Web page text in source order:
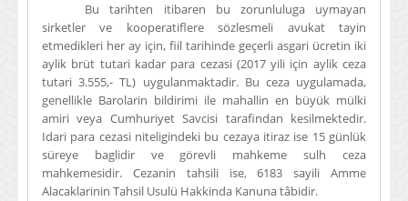
Bu tarihten itibaren bu zorunluluga uymayan
sirketler ve kooperatiflere sözlesmeli avukat tayin
etmedikleri her ay için, fiil tarihinde geçerli asgari ücretin iki
aylik brüt tutari kadar para cezasi (2017 yili için aylik ceza
tutari 3.555,- TL) uygulanmaktadir. Bu ceza uygulamada,
genellikle Barolarin bildirimi ile mahallin en büyük mülki
amiri veya Cumhuriyet Savcisi tarafindan kesilmektedir.
Idari para cezasi niteligindeki bu cezaya itiraz ise 15 günlük
süreye baglidir ve görevli mahkeme sulh ceza
mahkemesidir. Cezanin tahsili ise, 6183 sayili Amme
Alacaklarinin Tahsil Usulü Hakkinda Kanuna tâbidir.